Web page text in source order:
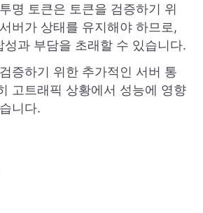
명 토큰은 토큰을 검증하기 위
버가 상태를 유지해야 하므로,
성과 부담을 초래할 수 있습니다.
증하기 위한 추가적인 서버 통
고트래픽 상황에서 성능에 영향
니다.